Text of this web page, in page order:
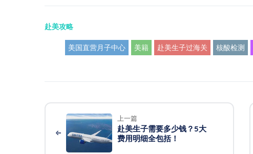
赴美攻略
美国直营月子中心 美籍 赴美生子过海关 核酸检测
上一篇
赴美生子需要多少钱？5大
费用明细全包括！